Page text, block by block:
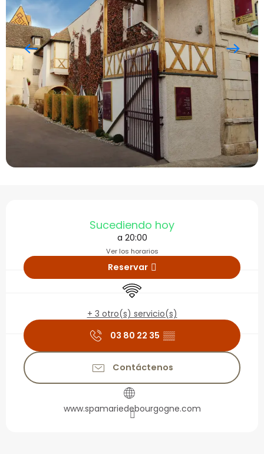
Horarios y datos de
Sucediendo hoy
a 20:00
Ver los horarios
Reservar
Wifi
+ 3 otro(s) servicio(s)
03 80 22 35 ▒▒
Contáctenos
www.spamariedebourgogne.com